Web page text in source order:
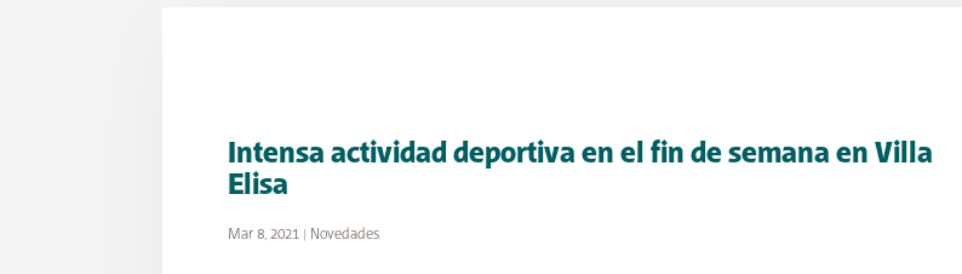
Intensa actividad deportiva en el fin de semana en Villa
Elisa
Mar 8, 2021 | Novedades